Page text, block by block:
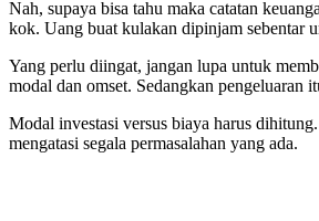
Nah, supaya bisa tahu maka catatan
kok. Uang buat kulakan dipinjam sebentar
Yang perlu diingat, jangan lupa untuk
modal dan omset. Sedangkan pengeluaran
Modal investasi versus biaya harus
mengatasi segala permasalahan yang ada.